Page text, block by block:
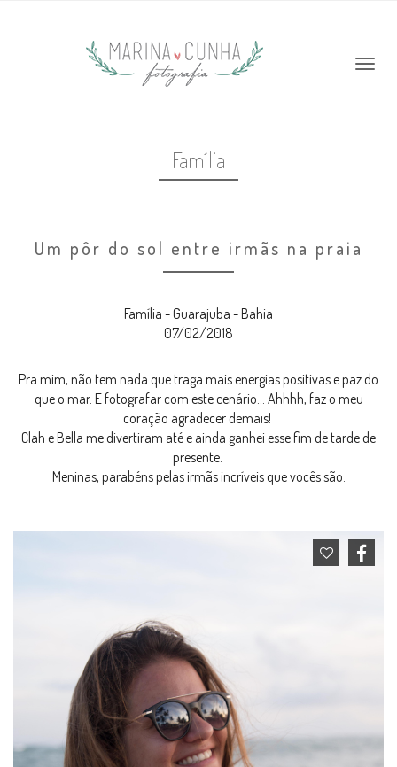
Família
Um pôr do sol entre irmãs na praia
Família - Guarajuba - Bahia
07/02/2018
Pra mim, não tem nada que traga mais energias positivas e paz do
que o mar. E fotografar com este cenário... Ahhhh, faz o meu
coração agradecer demais!
Clah e Bella me divertiram até e ainda ganhei esse fim de tarde de
presente.
Meninas, parabéns pelas irmãs incríveis que vocês são.